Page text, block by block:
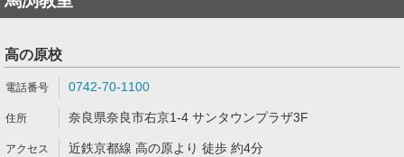
高の原校
0742-70-1100
奈良県奈良市右京1-4 サンタウンプラザ3F
近鉄京都線 高の原より 徒歩 約4分